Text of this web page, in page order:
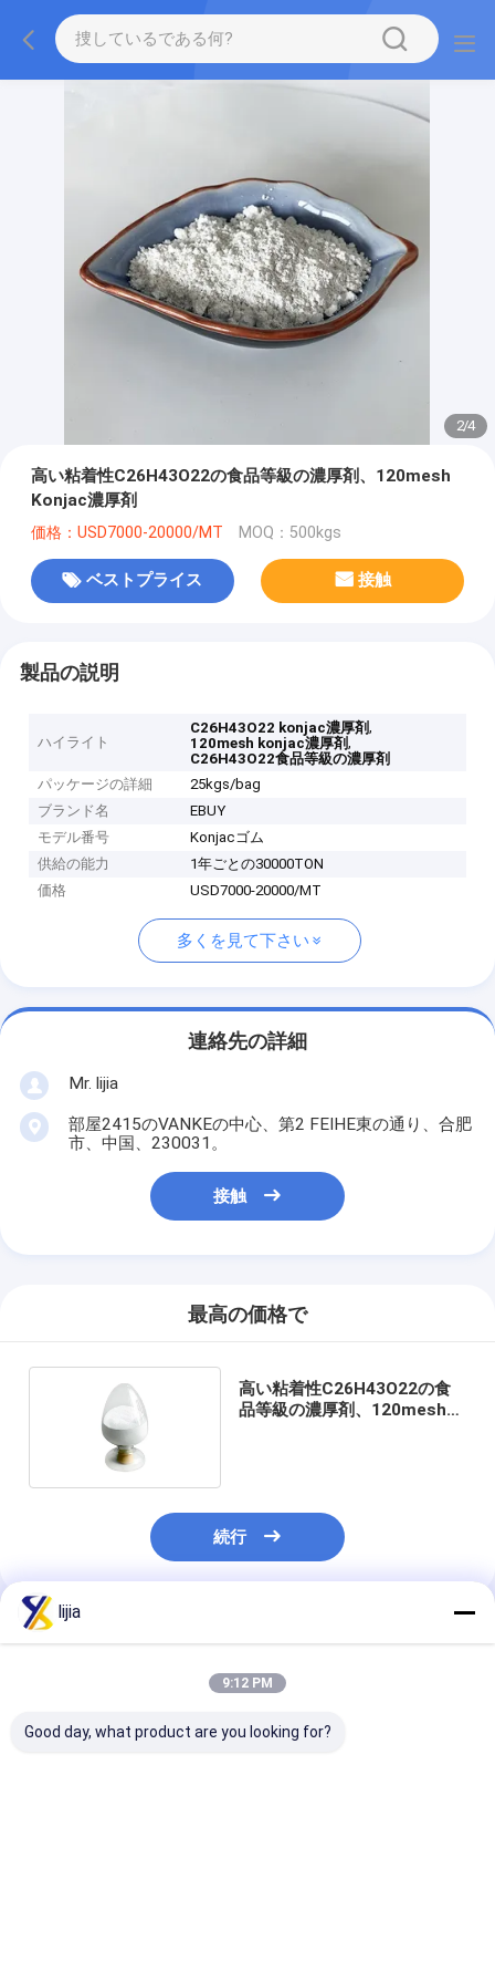
2/4
高い粘着性C26H43O22の食品等級の濃厚剤、120mesh
Konjac濃厚剤
価格：USD7000-20000/MT MOQ：500kgs
ベストプライス 接触
製品の説明
ハイライト
C26H43O22 konjac濃厚剤,
120mesh konjac濃厚剤,
C26H43O22食品等級の濃厚剤
パッケージの詳細
25kgs/bag
ブランド名
EBUY
モデル番号
Konjacゴム
供給の能力
1年ごとの30000TON
価格
USD7000-20000/MT
多くを見て下さい
連絡先の詳細
Mr. lijia
部屋2415のVANKEの中心、第2 FEIHE東の通り、合肥
市、中国、230031。
接触
最高の価格で
高い粘着性C26H43O22の食
品等級の濃厚剤、120mesh
続行
推薦されたプロダクト
lijia
9:12 PM
Good day, what product are you looking for?